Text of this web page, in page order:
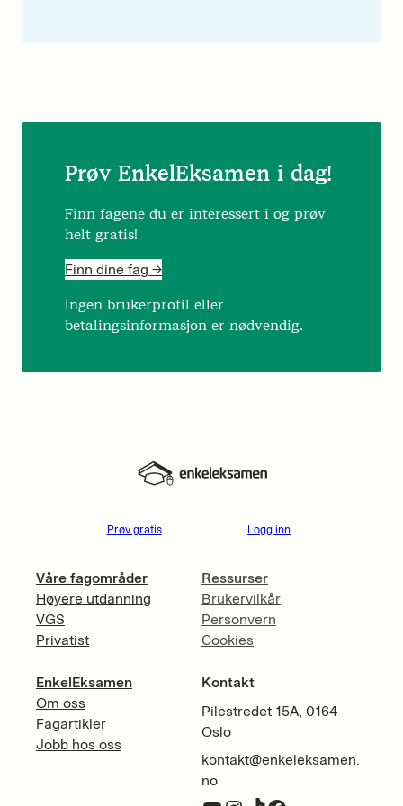
Prøv EnkelEksamen i dag!
Finn fagene du er interessert i og prøv
helt gratis!
Finn dine fag ->
Ingen brukerprofil eller
betalingsinformasjon er nødvendig.
Prøv gratis Logg inn
Våre fagområder
Høyere utdanning
VGS
Privatist
EnkelEksamen
Om oss
Fagartikler
Jobb hos oss
Ressurser
Brukervilkår
Personvern
Cookies
Kontakt
Pilestredet 15A, 0164
Oslo
kontakt@enkeleksamen.
no